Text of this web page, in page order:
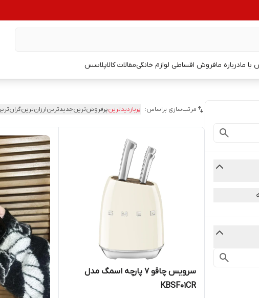
با مادرباره مافروش اقساطی لوازم خانگیمقالات کالاپلاسس
مرتب‌سازی براساس: پربازدیدترینپرفروش‌ترینجدیدترینارزان‌ترین
سرویس چاقو 7 پارچه اسمگ مدل
KBSF01CR